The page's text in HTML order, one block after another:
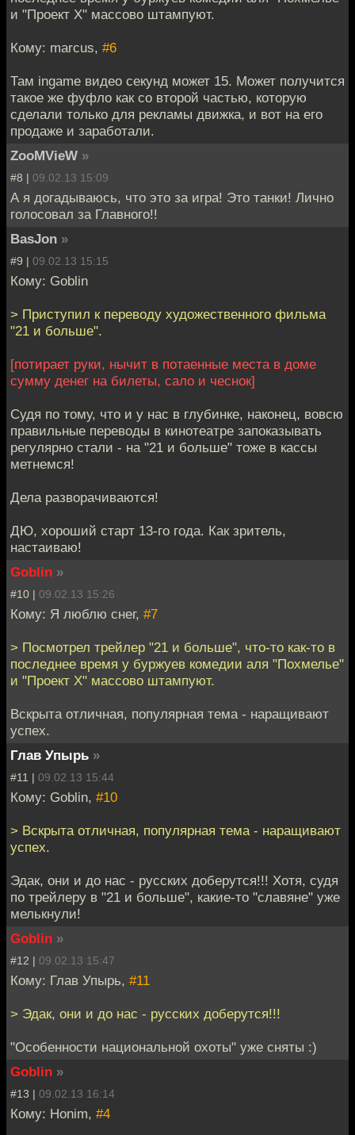
и "Проект Х" массово штампуют.
Кому: marcus, #6
Там ingame видео секунд может 15. Может получится
такое же фуфло как со второй частью, которую
сделали только для рекламы движка, и вот на его
продаже и заработали.
ZooMVieW »
#8 | 09.02.13 15:09
А я догадываюсь, что это за игра! Это танки! Лично
голосовал за Главного!!
BasJon »
#9 | 09.02.13 15:15
Кому: Goblin
> Приступил к переводу художественного фильма
"21 и больше".
[потирает руки, нычит в потаенные места в доме
сумму денег на билеты, сало и чеснок]
Судя по тому, что и у нас в глубинке, наконец, вовсю
правильные переводы в кинотеатре запоказывать
регулярно стали - на "21 и больше" тоже в кассы
метнемся!
Дела разворачиваются!
ДЮ, хороший старт 13-го года. Как зритель,
настаиваю!
Goblin »
#10 | 09.02.13 15:26
Кому: Я люблю снег, #7
> Посмотрел трейлер "21 и больше", что-то как-то в
последнее время у буржуев комедии аля "Похмелье"
и "Проект Х" массово штампуют.
Вскрыта отличная, популярная тема - наращивают
успех.
Глав Упырь »
#11 | 09.02.13 15:44
Кому: Goblin, #10
> Вскрыта отличная, популярная тема - наращивают
успех.
Эдак, они и до нас - русских доберутся!!! Хотя, судя
по трейлеру в "21 и больше", какие-то "славяне" уже
мелькнули!
Goblin »
#12 | 09.02.13 15:47
Кому: Глав Упырь, #11
> Эдак, они и до нас - русских доберутся!!!
"Особенности национальной охоты" уже сняты :)
Goblin »
#13 | 09.02.13 16:14
Кому: Honim, #4